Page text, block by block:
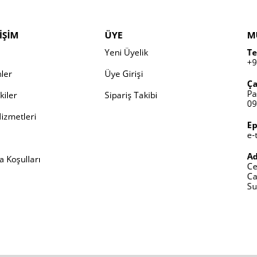
Koşulları
ÜYE
Yeni Üyelik
Üye Girişi
Sipariş Takibi